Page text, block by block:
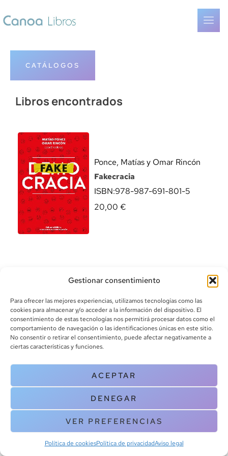
Gestionar consentimiento
Para ofrecer las mejores experiencias, utilizamos tecnologías como las
cookies para almacenar y/o acceder a la información del dispositivo. El
consentimiento de estas tecnologías nos permitirá procesar datos como el
comportamiento de navegación o las identificaciones únicas en este sitio.
No consentir o retirar el consentimiento, puede afectar negativamente a
ciertas características y funciones.
ACEPTAR
DENEGAR
VER PREFERENCIAS
Política de cookiesPolítica de privacidadAviso legal
CATÁLOGOS
Libros encontrados
Ponce, Matías y Omar Rincón
Fakecracia
ISBN:978-987-691-801-5
20,00 €
info@canoalibros.com
pedidos@canoalibros.com
+34 934 242 391
CONTACTO
Copyright © 2025 Canoa Libros. All Rights Reserved |
cookies
| Aviso legal